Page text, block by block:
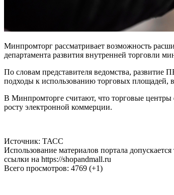
департамента развития внутренней торговли
подходы к использованию торговых площадей,
росту электронной коммерции.
Использование материалов портала
ссылки на https://shopandmall.ru
Всего просмотров:4769 (+1)